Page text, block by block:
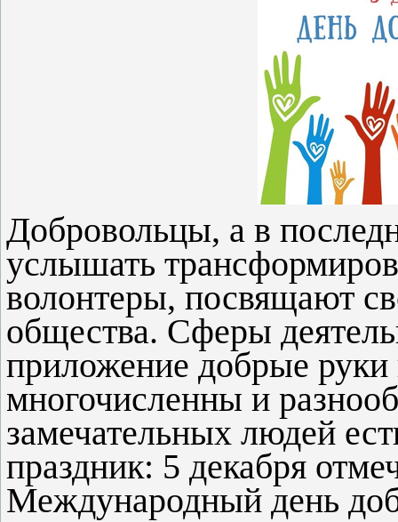
Добровольцы, а в
услышать
волонтеры, посвящают
общества. Сферы
приложение добрые руки
многочисленны и
замечательных людей
праздник: 5 декабря
Международный день